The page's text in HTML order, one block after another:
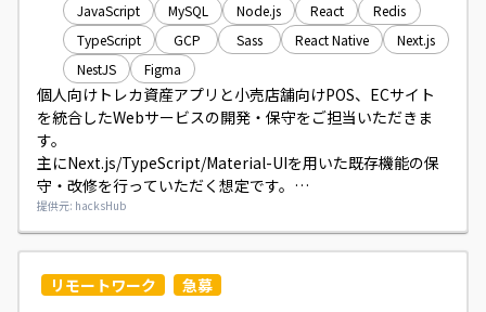
JavaScript
MySQL Node.js React
Redis
TypeScript
GCP Sass React Native
Next.js
NestJS
Figma
個人向けトレカ資産アプリと小売店舗向けPOS、ECサイト
を統合したWebサービスの開発・保守をご担当いただきま
す。
主にNext.js/TypeScript/Material-UIを用いた既存機能の保
守・改修を行っていただく想定です。
要件定義から保守改修までの工程に携わり、Figma等のデザ
イン成果物をコードに落とし込む作業やAPI連携実装、パフ
ォーマンス改善・リファクタリング等も発生します。
開発環境はMac、Node.js、Git/GitHub、AWS等を利用して
います。
提供元: hacksHub
リモートワーク 急募